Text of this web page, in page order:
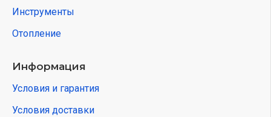
Инструменты
Отопление
Информация
Условия и гарантия
Условия доставки